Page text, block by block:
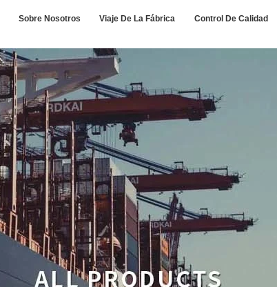
Sobre Nosotros Viaje De La Fábrica Control De Calidad